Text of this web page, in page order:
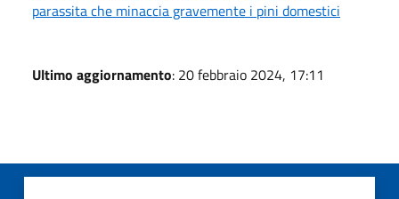
parassita che minaccia gravemente i pini domestici
Ultimo aggiornamento: 20 febbraio 2024, 17:11